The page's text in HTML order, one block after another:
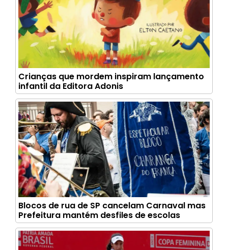
Crianças que mordem inspiram lançamento
infantil da Editora Adonis
Blocos de rua de SP cancelam Carnaval mas
Prefeitura mantém desfiles de escolas